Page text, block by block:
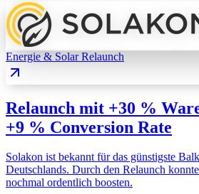
Energie & Solar Relaunch
Relaunch mit +30 %
+9 % Conversion Rate
Solakon ist bekannt für das günstigste
Deutschlands. Durch den Relaunch
nochmal ordentlich boosten.